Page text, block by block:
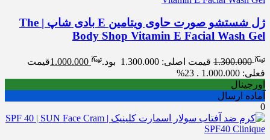
ژل شستشو صورت حاوی ویتامین E بادی شاپ | The
Body Shop Vitamin E Facial Wash Gel
1.300.000 قیمت اصلی: 1.300.000 بود. 1.000.000قیمت
فعلی: 1.000.000 .
23%
اورجینال
آماده ارسال
0